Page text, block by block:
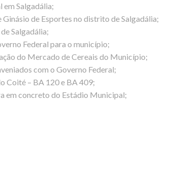
Salgadália;
de Esportes no distrito de Salgadália;
Salgadália;
Federal para o município;
do Mercado de Cereais do Município;
com o Governo Federal;
Coité – BA 120 e BA 409;
em concreto do Estádio Municipal;